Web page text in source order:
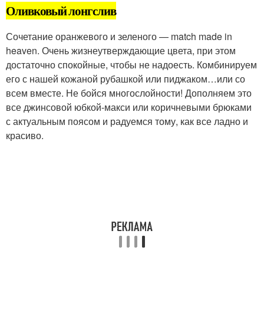
Оливковый лонгслив
Сочетание оранжевого и зеленого — match made in
heaven. Очень жизнеутверждающие цвета, при этом
достаточно спокойные, чтобы не надоесть. Комбинируем
его с нашей кожаной рубашкой или пиджаком…или со
всем вместе. Не бойся многослойности! Дополняем это
все джинсовой юбкой-макси или коричневыми брюками
с актуальным поясом и радуемся тому, как все ладно и
красиво.